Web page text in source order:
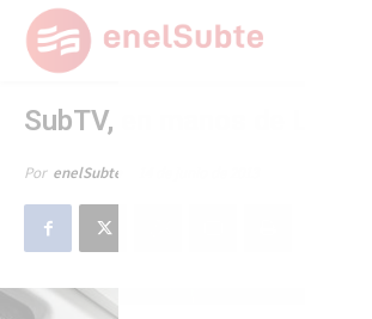
SubTV, en manos de Larreta
Por enelSubte